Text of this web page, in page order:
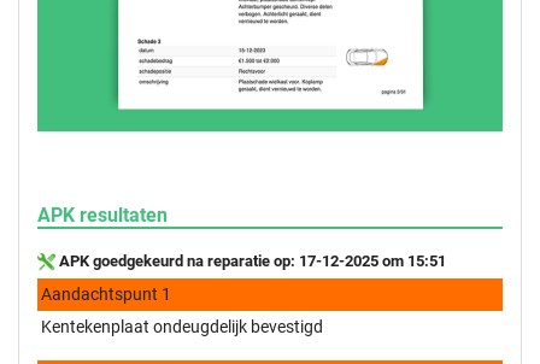
APK resultaten
APK goedgekeurd na reparatie op: 17-12-2025 om 15:51
Aandachtspunt 1
Kentekenplaat ondeugdelijk bevestigd